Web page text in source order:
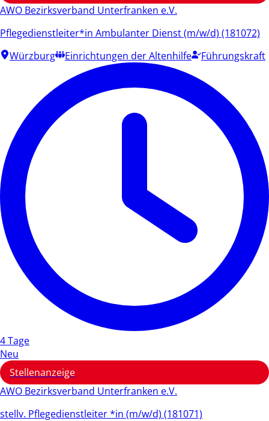
AWO Bezirksverband Unterfranken e.V.
Pflegedienstleiter*in Ambulanter Dienst (m/w/d) (181072)
Würzburg
Einrichtungen der Altenhilfe Führungskraft
4 Tage
Neu
Stellenanzeige
AWO Bezirksverband Unterfranken e.V.
stellv. Pflegedienstleiter *in (m/w/d) (181071)